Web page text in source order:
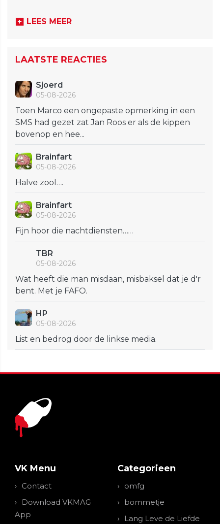
LEES MEER
LAATSTE REACTIES
Sjoerd
05-08-2026
Toen Marco een ongepaste opmerking in een
SMS had gezet zat Jan Roos er als de kippen
bovenop en hee...
Brainfart
05-08-2026
Halve zool….
Brainfart
05-08-2026
Fijn hoor die nachtdiensten……
TBR
05-08-2026
Wat heeft die man misdaan, misbaksel dat je d'r
bent. Met je FAFO.
HP
05-08-2026
List en bedrog door de linkse media.
VK Menu
Contact
Download VKMAG
App
Categorieen
omfg
bommetje
Lang Leve de Liefde